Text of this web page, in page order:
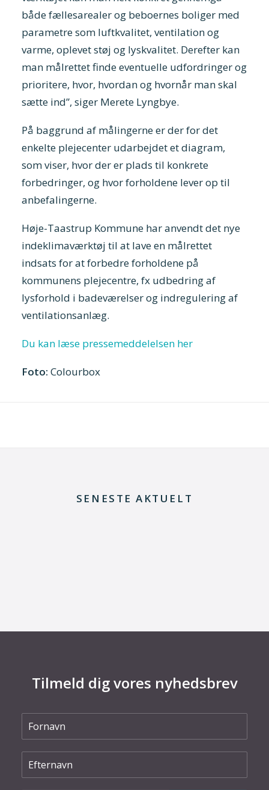
både fællesarealer og beboernes boliger med
parametre som luftkvalitet, ventilation og
varme, oplevet støj og lyskvalitet. Derefter kan
man målrettet finde eventuelle udfordringer og
prioritere, hvor, hvordan og hvornår man skal
sætte ind”, siger Merete Lyngbye.
På baggrund af målingerne er der for det
enkelte plejecenter udarbejdet et diagram,
som viser, hvor der er plads til konkrete
forbedringer, og hvor forholdene lever op til
anbefalingerne.
Høje-Taastrup Kommune har anvendt det nye
indeklimaværktøj til at lave en målrettet
indsats for at forbedre forholdene på
kommunens plejecentre, fx udbedring af
lysforhold i badeværelser og indregulering af
ventilationsanlæg.
Du kan læse pressemeddelelsen her
Foto: Colourbox
SENESTE AKTUELT
Tilmeld dig vores nyhedsbrev